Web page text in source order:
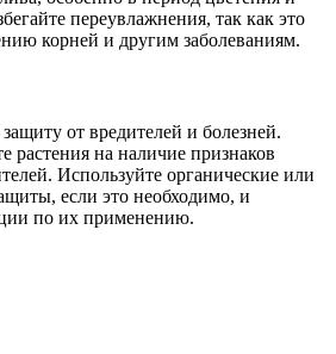
переувлажнения, так как это
корней и другим заболеваниям.
от вредителей и болезней.
растения на наличие признаков
Используйте органические или
если это необходимо, и
по их применению.